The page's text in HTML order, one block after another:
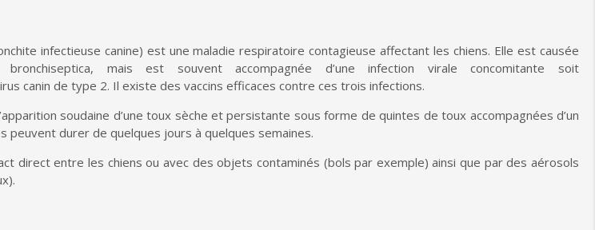
infectieuse canine) est une maladie respiratoirecontagieuse affectant les chiens. Elle est causée
bronchiseptica, mais est souvent accompagnée d’une infection virale concomitante soit
canin de type 2. Il existe des vaccins efficaces contre ces trois infections.
soudaine d’une toux sèche et persistante sous forme de quintes de toux accompagnées d’un
peuvent durer de quelques jours à quelques semaines.
direct entreles chiensouavec des objets contaminés (bols par exemple)ainsi que par des aérosols
.